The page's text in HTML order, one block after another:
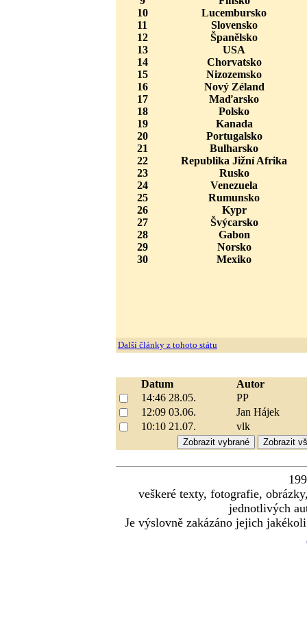
10
Lucembursko
11
Slovensko
12
Španělsko
13
USA
14
Chorvatsko
15
Nizozemsko
16
Nový Zéland
17
Maďarsko
18
Polsko
19
Kanada
20
Portugalsko
21
Bulharsko
22
Republika Jižní Afrika
23
Rusko
24
Venezuela
25
Rumunsko
26
Kypr
27
Švýcarsko
28
Gabon
29
Norsko
30
Mexiko
Další články z tohoto státu
Datum
Autor
14:46 28.05.
PP
12:09 03.06.
Jan Hájek
10:10 21.07.
vlk
veškeré texty, fotografie,
jednotlivých
Je výslovně zakázáno jejich